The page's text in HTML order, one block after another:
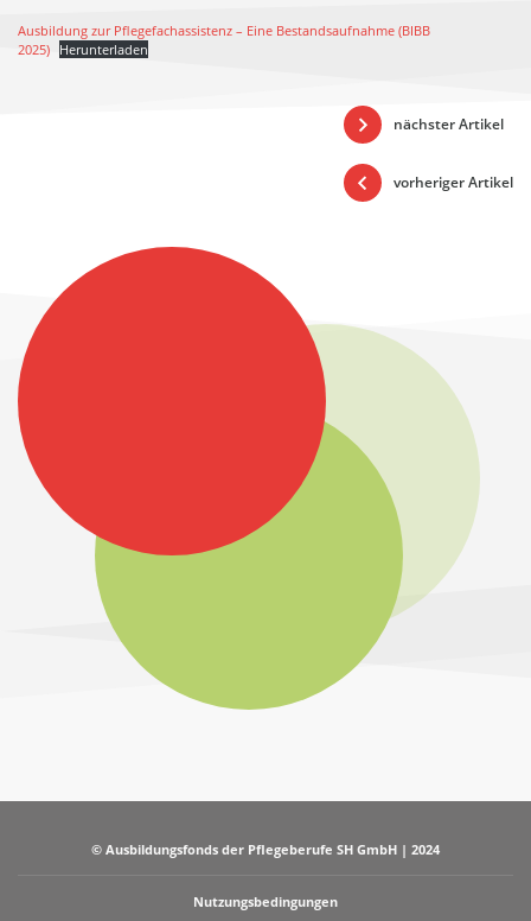
Ausbildung zur Pflegefachassistenz – Eine Bestandsaufnahme (BIBB
2025) Herunterladen
nächster Artikel
vorheriger Artikel
© Ausbildungsfonds der Pflegeberufe SH GmbH | 2024
Nutzungsbedingungen